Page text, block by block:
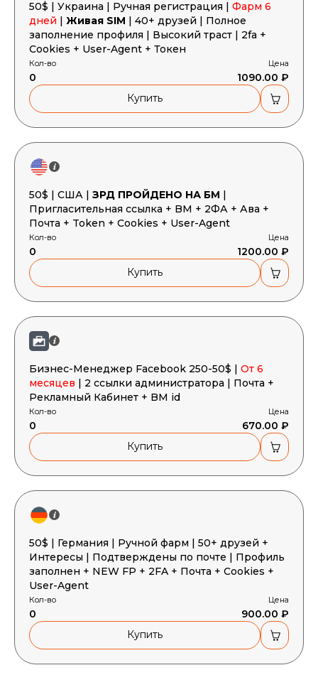
50$ | Украина | Ручная регистрация | Фарм 6
дней | Живая SIM | 40+ друзей | Полное
заполнение профиля | Высокий траст | 2fa +
Cookies + User-Agent + Токен
Кол-во
0
Цена
1090.00 ₽
Купить
50$ | США | ЗРД ПРОЙДЕНО НА БМ |
Пригласительная ссылка + BM + 2ФА + Ава +
Почта + Token + Cookies + User-Agent
Кол-во
0
Цена
1200.00 ₽
Купить
Бизнес-Менеджер Facebook 250-50$ | От 6
месяцев | 2 ссылки администратора | Почта +
Рекламный Кабинет + BM id
Кол-во
0
Цена
670.00 ₽
Купить
50$ | Германия | Ручной фарм | 50+ друзей +
Интересы | Подтверждены по почте | Профиль
заполнен + NEW FP + 2FA + Почта + Cookies +
User-Agent
Кол-во
0
Цена
900.00 ₽
Купить